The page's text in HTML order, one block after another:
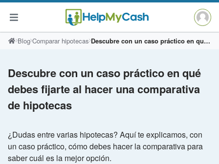
SaltarBlog Comparar hipotecas Descubre con un caso práctico en qué debes fijarte al hacer una comparativa de hipotecas
Descubre con un caso práctico en qué
debes fijarte al hacer una comparativa
de hipotecas
¿Dudas entre varias hipotecas? Aquí te explicamos, con
un caso práctico, cómo debes hacer la comparativa para
saber cuál es la mejor opción.